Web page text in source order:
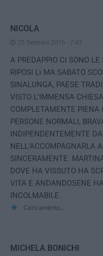
NICOLA
25 Gennaio 2016 - 7:43
A PREDAPPIO CI SONO
RIPOSI Lì MA SABATO
SINALUNGA, PAESE
VISTO L’IMMENSA
COMPLETAMENTE PIENA
PERSONE NORMALI,
INDIPENDENTEMENTE
NELL’ACCOMPAGNARLA
SINCERAMENTE.
DOVE HA VISSUTO HA
VITA E ANDANDOSENE
INCOLMABILE.
Caricamento...
MICHELA BONICHI